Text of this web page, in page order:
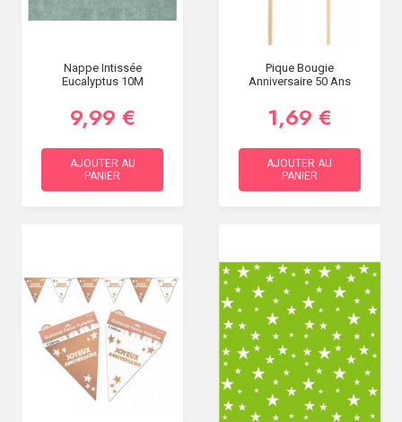
Nappe Intissée
Eucalyptus 10M
9,99 €
AJOUTER AU
PANIER
Pique Bougie
Anniversaire 50 Ans
1,69 €
AJOUTER AU
PANIER